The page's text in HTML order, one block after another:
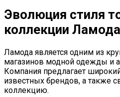
Эволюция стиля
коллекции Ламода
Ламода является одним из
магазинов модной одежды и
Компания предлагает
известных брендов, а также
коллекцию.